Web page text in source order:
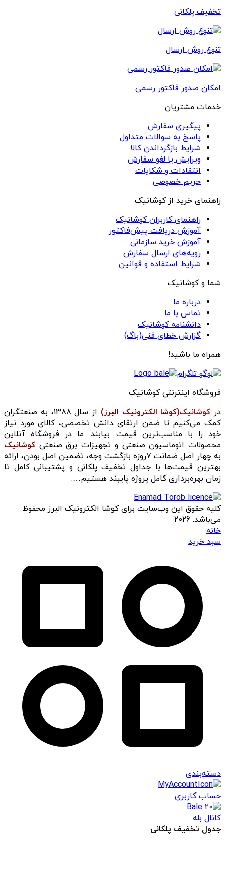
تخفیف پلکانی
تنوع روش ارسال
امکان صدور فاکتور رسمی
خدمات مشتریان
پیگیری سفارش
پاسخ به سوالات متداول
شرایط بازگرداندن کالا
ویرایش یا لغو سفارش
انتقادات و شکایات
حریم خصوصی
راهنمای خرید از کوشانیک
راهنمای کاربران کوشانیک
آموزش دریافت پیش‌فاکتور
آموزش خرید سازمانی
رویه‌های ارسال سفارش
شرایط استفاده و قوانین
شما و کوشانیک
درباره ما
تماس با ما
دانشنامه کوشانیک
گزارش خطای فنی(باگ)
همراه ما باشید!
فروشگاه اینترنتی کوشانیک
در کوشانیک(کوشا الکترونیک البرز)
از سال 1388، به صنعتگران
کمک می‌کنیم تا ضمن ارتقای دانش تخصصی، کالای مورد نیاز
خود را با مناسب‌ترین قیمت بیابند. ما در فروشگاه آنلاین
محصولات اتوماسیون صنعتی و تجهیزات برق صنعتی کوشانیک
به چهار اصل ضمانت 7روزه بازگشت وجه، تضمین اصل بودن، ارائه
بهترین قیمت‌ها با جداول تخفیف پلکانی و پشتیبانی کامل تا
زمان بهره‌برداری کامل پروژه پایبند هستیم….
کلیه حقوق این وب‌سایت برای کوشا الکترونیک البرز محفوظ
می‌باشد. 2026
خانه
سبد خرید
دسته‌بندی
حساب کاربری
کانال بله
جدول تخفیف پلکانی